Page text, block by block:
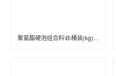
聚氨酯硬泡组合料\B\桶装(kg)\250\优等